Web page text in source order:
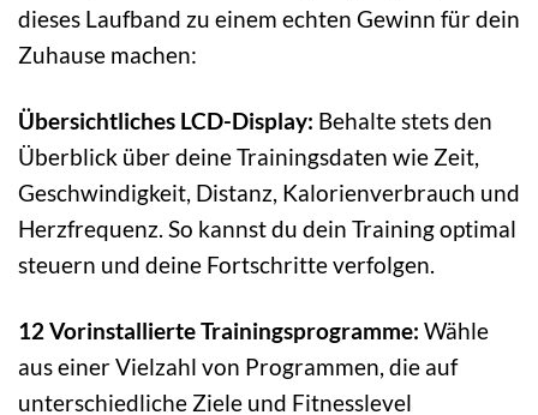
dieses Laufband zu einem echten Gewinn für dein
Zuhause machen:
Übersichtliches LCD-Display: Behalte stets den
Überblick über deine Trainingsdaten wie Zeit,
Geschwindigkeit, Distanz, Kalorienverbrauch und
Herzfrequenz. So kannst du dein Training optimal
steuern und deine Fortschritte verfolgen.
12 Vorinstallierte Trainingsprogramme: Wähle
aus einer Vielzahl von Programmen, die auf
unterschiedliche Ziele und Fitnesslevel